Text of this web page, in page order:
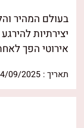
בעולם המהיר
יצירתיות
אירוטי הפך
תאריך : 14/09/2025